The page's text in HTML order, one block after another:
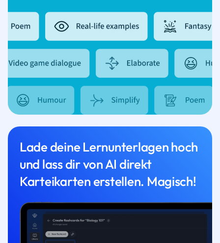
Lade deine Lernunterlagen hoch
und lass dir von AI direkt
Karteikarten erstellen. Magisch!